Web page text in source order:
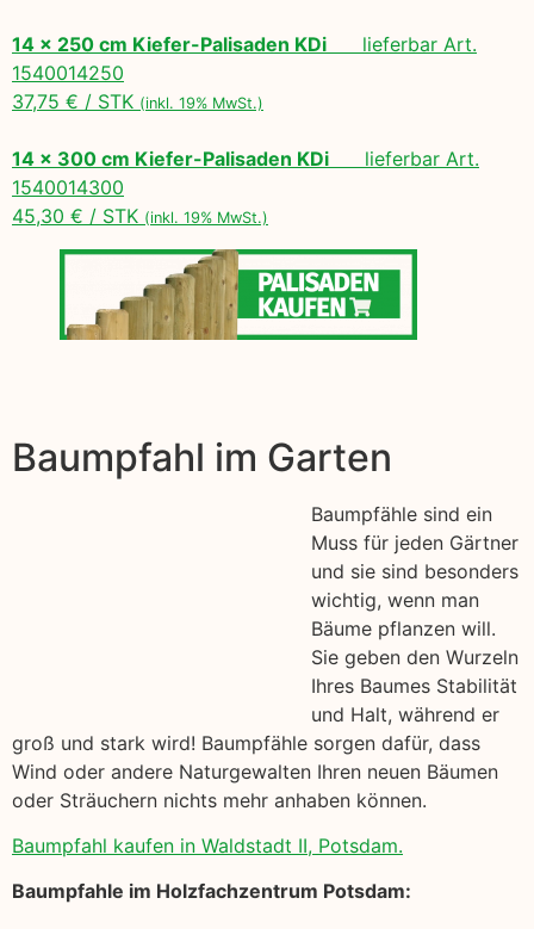
14 x 250 cm Kiefer-Palisaden KDi lieferbar Art.
1540014250
37,75 € / STK (inkl. 19% MwSt.)
14 x 300 cm Kiefer-Palisaden KDi lieferbar Art.
1540014300
45,30 € / STK (inkl. 19% MwSt.)
Baumpfahl im Garten
Baumpfähle sind ein
Muss für jeden Gärtner
und sie sind besonders
wichtig, wenn man
Bäume pflanzen will.
Sie geben den Wurzeln
Ihres Baumes Stabilität
und Halt, während er
groß und stark wird! Baumpfähle sorgen dafür, dass
Wind oder andere Naturgewalten Ihren neuen Bäumen
oder Sträuchern nichts mehr anhaben können.
Baumpfahl kaufen in Waldstadt II, Potsdam.
Baumpfahle im Holzfachzentrum Potsdam: